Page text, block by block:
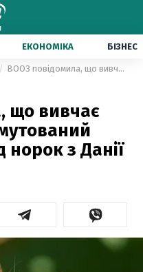
ЕКОНОМІКА БІЗНЕС
ВООЗ повідомила, що вивчає інформацію про мутований штам COVID-19 від норок з Данії
що вивчає
норок з Данії